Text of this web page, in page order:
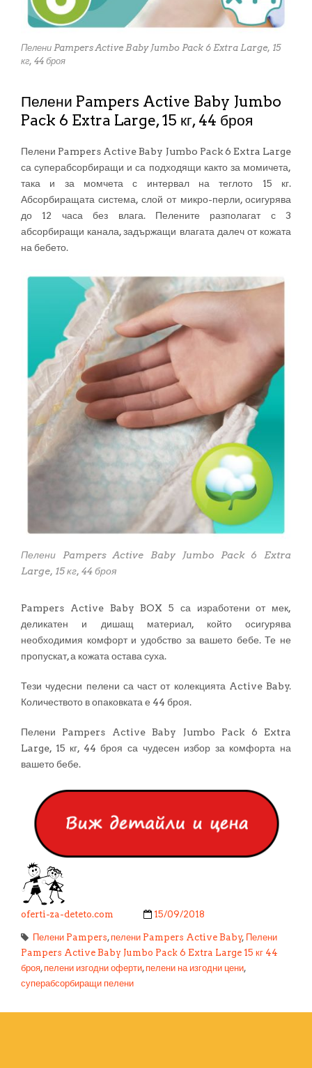
Пелени Pampers Active Baby Jumbo Pack 6 Extra Large, 15
кг, 44 броя
Пелени Pampers Active Baby Jumbo
Pack 6 Extra Large, 15 кг, 44 броя
Пелени Pampers Active Baby Jumbo Pack 6 Extra Large
са суперабсорбиращи и са подходящи както за момичета,
така и за момчета с интервал на теглото 15 кг.
Абсорбиращата система, слой от микро-перли, осигурява
до 12 часа без влага. Пелените разполагат с 3
абсорбиращи канала, задържащи влагата далеч от кожата
на бебето.
Пелени Pampers Active Baby Jumbo Pack 6 Extra
Large, 15 кг, 44 броя
Pampers Active Baby BOX 5 са изработени от мек,
деликатен и дишащ материал, който осигурява
необходимия комфорт и удобство за вашето бебе. Те не
пропускат, а кожата остава суха.
Тези чудесни пелени са част от колекцията Active Baby.
Количеството в опаковката е 44 броя.
Пелени Pampers Active Baby Jumbo Pack 6 Extra
Large, 15 кг, 44 броя са чудесен избор за комфорта на
вашето бебе.
oferti-za-deteto.com 15/09/2018
Пелени Pampers, пелени Pampers Active Baby, Пелени
Pampers Active Baby Jumbo Pack 6 Extra Large 15 кг 44
броя, пелени изгодни оферти, пелени на изгодни цени,
суперабсорбиращи пелени